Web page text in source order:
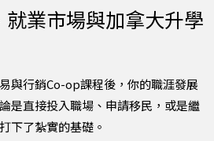
業市場與加拿大升學
與行銷Co-op課程後，你的職涯發展
是直接投入職場、申請移民，或是繼
下了紮實的基礎。